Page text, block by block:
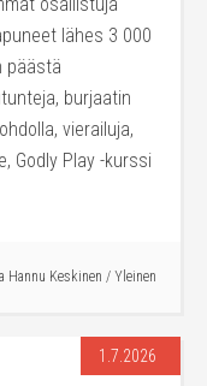
osallistuja
lähes 3 000
päästä
burjaatin
vierailuja,
Godly Play -kurssi
Hannu Keskinen / Yleinen
1.7.2026